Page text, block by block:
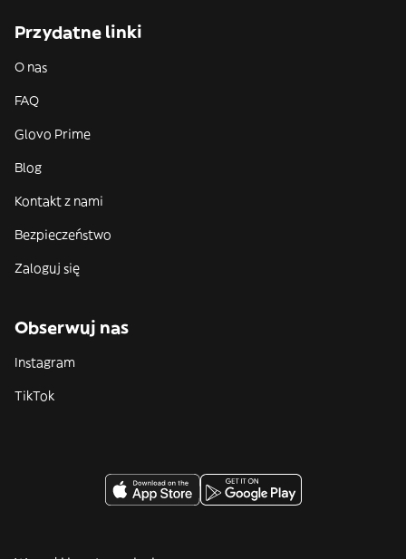
Przydatne linki
O nas
FAQ
Glovo Prime
Blog
Kontakt z nami
Bezpieczeństwo
Zaloguj się
Obserwuj nas
Instagram
TikTok